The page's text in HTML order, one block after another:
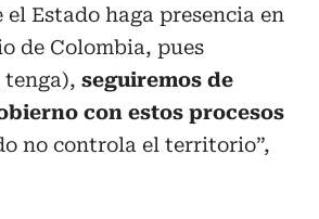
el Estado haga presencia en
de Colombia, pues
tenga), seguiremos de
con estos procesos
no controla el territorio”,